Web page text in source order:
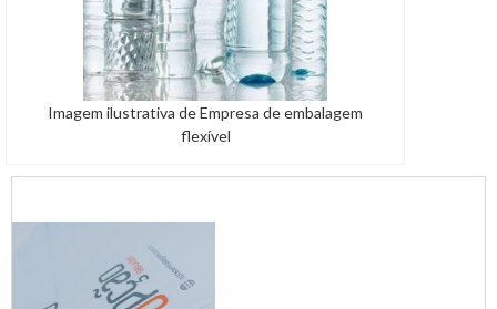
Imagem ilustrativa de Empresa de embalagem
flexível